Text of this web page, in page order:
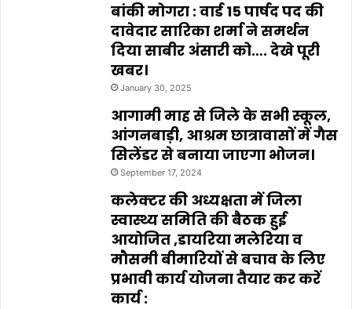
बांकी मोगरा : वार्ड 15 पार्षद पद की
दावेदार सारिका शर्मा ने समर्थन
दिया साबीर अंसारी को…. देखे पूरी
खबर।
January 30, 2025
आगामी माह से जिले के सभी स्कूल,
आंगनबाड़ी, आश्रम छात्रावासों में गैस
सिलेंडर से बनाया जाएगा भोजन।
September 17, 2024
कलेक्टर की अध्यक्षता में जिला
स्वास्थ्य समिति की बैठक हुई
आयोजित ,डायरिया मलेरिया व
मौसमी बीमारियों से बचाव के लिए
प्रभावी कार्य योजना तैयार कर करें
कार्य :